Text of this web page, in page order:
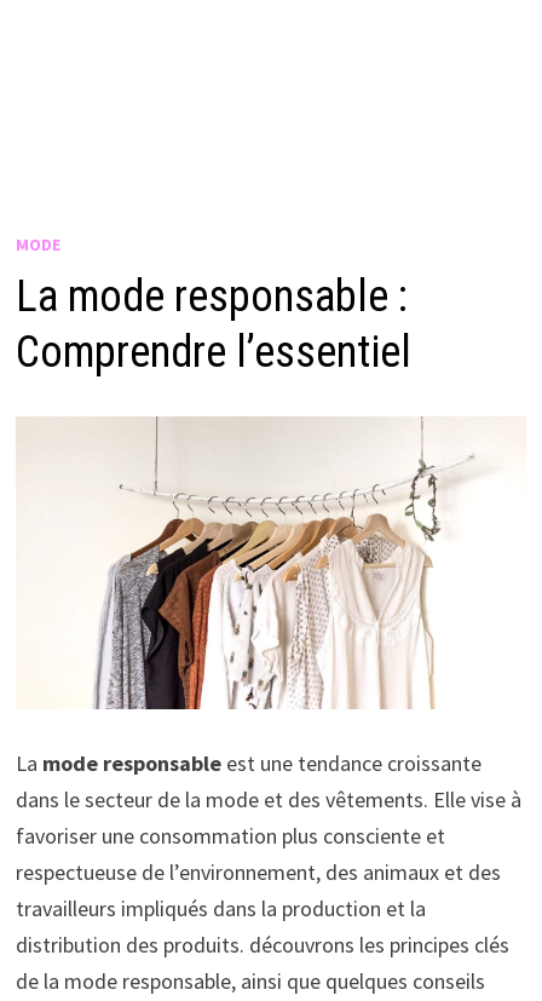
MODE
La mode responsable :
Comprendre l’essentiel
La mode responsableest une tendance croissante
dans le secteur de la mode et des vêtements. Elle vise à
favoriser une consommation plus consciente et
respectueuse de l’environnement, des animaux et des
travailleurs impliqués dans la production et la
distribution des produits. découvrons les principes clés
de la mode responsable, ainsi que quelques conseils